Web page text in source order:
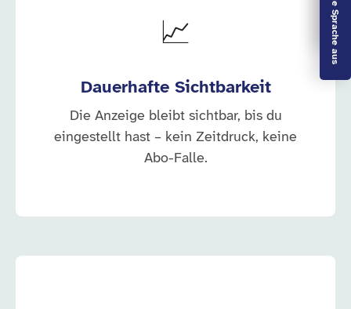
Leichte Sprache aus
📈
Dauerhafte Sichtbarkeit
Die Anzeige bleibt sichtbar, bis du
eingestellt hast – kein Zeitdruck, keine
Abo-Falle.